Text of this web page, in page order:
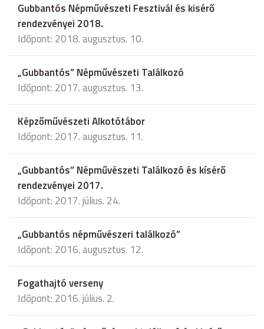
Gubbantós Népművészeti Fesztivál és kisérő
rendezvényei 2018.
Időpont: 2018. augusztus. 10.
„Gubbantós” Népművészeti Találkozó
Időpont: 2017. augusztus. 13.
Képzőművészeti Alkotótábor
Időpont: 2017. augusztus. 11.
„Gubbantós” Népművészeti Találkozó és kísérő
rendezvényei 2017.
Időpont: 2017. július. 24.
„Gubbantós népművészeri találkozó”
Időpont: 2016. augusztus. 12.
Fogathajtó verseny
Időpont: 2016. július. 2.